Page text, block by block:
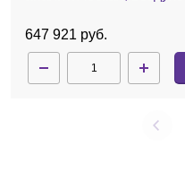
647 921 руб.